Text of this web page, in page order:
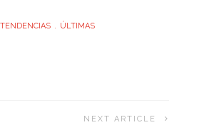
TENDENCIAS ÚLTIMAS
NEXT ARTICLE